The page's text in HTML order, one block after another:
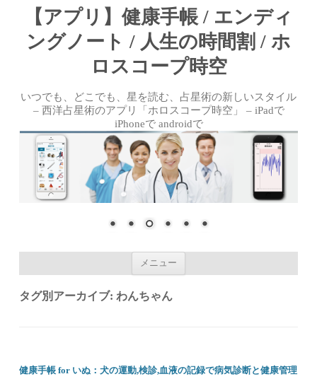
【アプリ】健康手帳 / エンディ
ングノート / 人生の時間割 / ホ
ロスコープ時空
いつでも、どこでも、星を読む、占星術の新しいスタイル
– 西洋占星術のアプリ「ホロスコープ時空」 – iPadで
iPhoneで androidで
メニュー
タグ別アーカイブ:わんちゃん
健康手帳 for いぬ：犬の運動,検診,血液の記録で病気診断と健康管理